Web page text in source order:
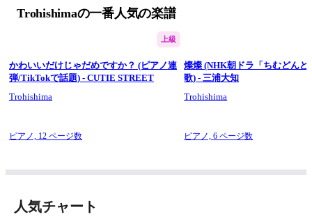
がとうございます。今後より良い楽譜を提供していくために、
==========
毎週金曜日17時に動画を公開。 有名曲をピアノのソロ楽譜や連
https://trohishima.com/
▼Instagram
Trohishimaの一番人気の楽譜
上級
かわいいだけじゃだめですか？ (ピアノ連
弾/TikTokで話題) - CUTIE STREET
Trohishima
ピアノ, 12 ページ数
燦燦 (NHK朝ドラ「ちむどんど
歌) - 三浦大知
Trohishima
ピアノ,6 ページ数
人気チャート